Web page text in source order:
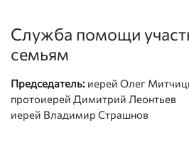
Служба помощи
семьям
Председатель: иерей Олег
протоиерей Димитрий Леонтьев
иерей Владимир Страшнов